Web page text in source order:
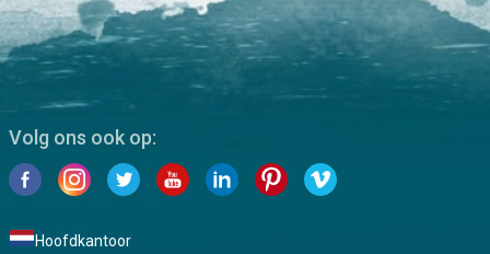
Volg ons ook op:
Hoofdkantoor